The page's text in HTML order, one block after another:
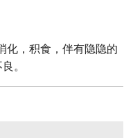
化，积食，伴有隐隐的
。